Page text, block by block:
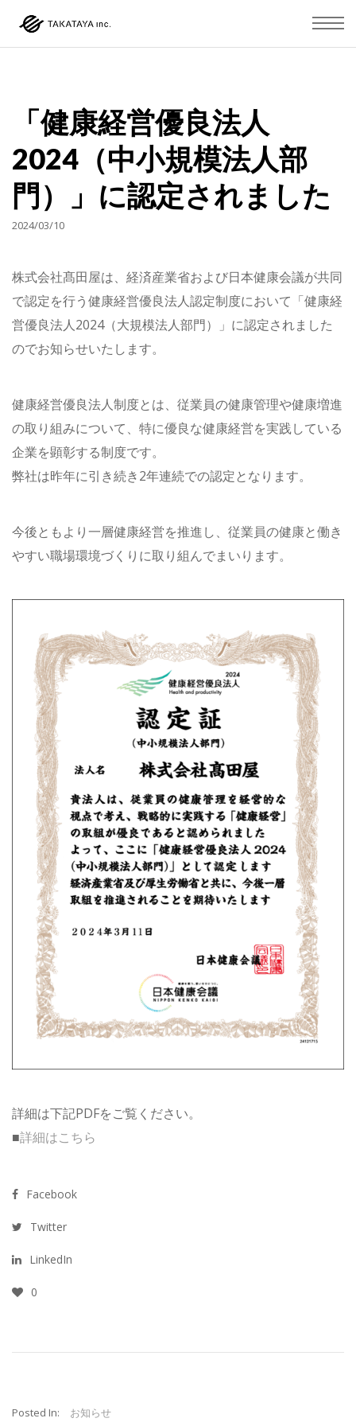
「健康経営優良法人
2024（中小規模法人部
門）」に認定されました
2024/03/10
株式会社髙田屋は、経済産業省および日本健康会議が共同
で認定を行う健康経営優良法人認定制度において「健康経
営優良法人2024（大規模法人部門）」に認定されました
のでお知らせいたします。
健康経営優良法人制度とは、従業員の健康管理や健康増進
の取り組みについて、特に優良な健康経営を実践している
企業を顕彰する制度です。
弊社は昨年に引き続き2年連続での認定となります。
今後ともより一層健康経営を推進し、従業員の健康と働き
やすい職場環境づくりに取り組んでまいります。
詳細は下記PDFをご覧ください。
■詳細はこちら
Facebook
Twitter
LinkedIn
0
Posted In: お知らせ